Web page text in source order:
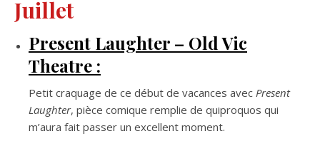
Juillet
Present Laughter – Old Vic
Theatre :
Petit craquage de ce début de vacances avec Present
Laughter, pièce comique remplie de quiproquos qui
m’aura fait passer un excellent moment.